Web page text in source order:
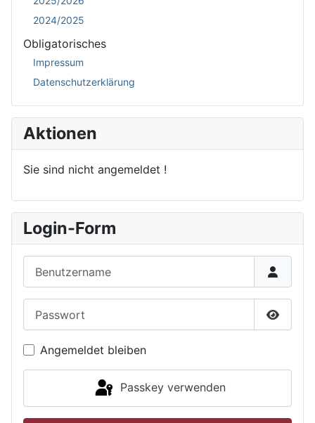
2024/2025
Obligatorisches
Impressum
Datenschutzerklärung
Aktionen
Sie sind nicht angemeldet !
Login-Form
Angemeldet bleiben
Passkey verwenden